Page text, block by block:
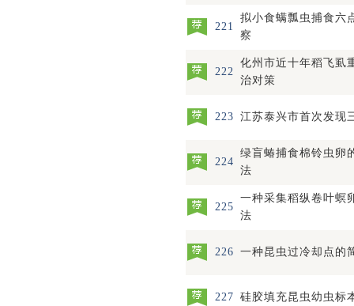
221
拟小食螨瓢虫捕食六
察
222
化州市近十年稻飞虱
治对策
223 江苏泰兴市首次发现
224
绿盲蝽捕食棉铃虫卵
法
225
一种采集稻纵卷叶螟
法
226 一种昆虫过冷却点的
227 硅胶填充昆虫幼虫标